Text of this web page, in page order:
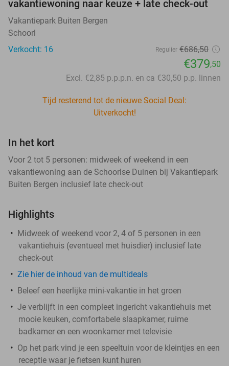
vakantiewoning naar keuze + late check-out
Vakantiepark Buiten Bergen
Schoorl
Verkocht: 16
Regulier €686,50
€379,50
Excl. €2,85 p.p.p.n. en ca €30,50 p.p. linnen
Tijd resterend tot de nieuwe Social Deal:
Uitverkocht!
In het kort
Voor 2 tot 5 personen: midweek of weekend in een
vakantiewoning aan de Schoorlse Duinen bij Vakantiepark
Buiten Bergen inclusief late check-out
Highlights
Midweek of weekend voor 2, 4 of 5 personen in een
vakantiehuis (eventueel met huisdier) inclusief late
check-out
Zie hier de inhoud van de multideals
Beleef een heerlijke mini-vakantie in het groen
Je verblijft in een compleet ingericht vakantiehuis met
mooie keuken, comfortabele slaapkamer, ruime
badkamer en een woonkamer met televisie
Op het park vind je een speeltuin voor de kleintjes en een
receptie waar je fietsen kunt huren